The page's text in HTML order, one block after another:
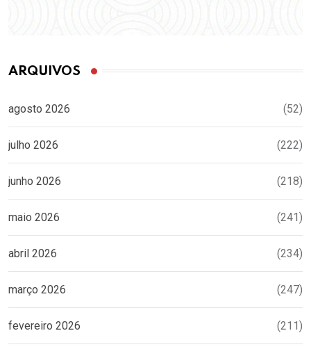
ARQUIVOS
agosto 2026 (52)
julho 2026 (222)
junho 2026 (218)
maio 2026 (241)
abril 2026 (234)
março 2026 (247)
fevereiro 2026 (211)